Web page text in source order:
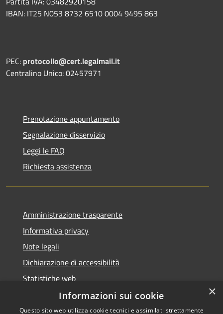
IBAN: IT25 N053 8732 6510 0004 9495 863
PEC: protocollo@cert.legalmail.it
Centralino Unico: 02457971
Prenotazione appuntamento
Segnalazione disservizio
Leggi le FAQ
Richiesta assistenza
Amministrazione trasparente
Informativa privacy
Note legali
Dichiarazione di accessibilità
Statistiche web
×
Informazioni sui cookie
Questo sito web utilizza cookie tecnici e assimilati strettamente